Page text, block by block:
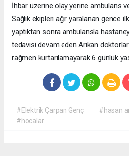
İhbar üzerine olay yerine ambulans
Sağlık ekipleri ağır yaralanan gence
yaptıktan sonra ambulansla
tedavisi devam eden Arıkan
rağmen kurtarılamayarak 6 günlük
#Elektrik Çarpan Genç #hasan
#hocalar